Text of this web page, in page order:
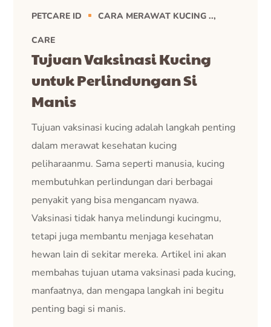
PETCARE ID CARA MERAWAT KUCING ..
CARE
Tujuan Vaksinasi Kucing
untuk Perlindungan Si
Manis
Tujuan vaksinasi kucing adalah langkah penting
dalam merawat kesehatan kucing
peliharaanmu. Sama seperti manusia, kucing
membutuhkan perlindungan dari berbagai
penyakit yang bisa mengancam nyawa.
Vaksinasi tidak hanya melindungi kucingmu,
tetapi juga membantu menjaga kesehatan
hewan lain di sekitar mereka. Artikel ini akan
membahas tujuan utama vaksinasi pada kucing,
manfaatnya, dan mengapa langkah ini begitu
penting bagi si manis.